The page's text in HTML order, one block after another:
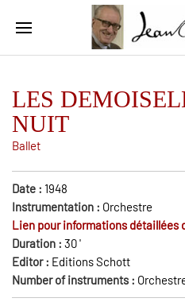
LES
NUIT
Ballet
Date : 1948
Instrumentation : Orchestre
Lien pour informations détaillées
Duration : 30'
Editor : Editions Schott
Number of instruments :